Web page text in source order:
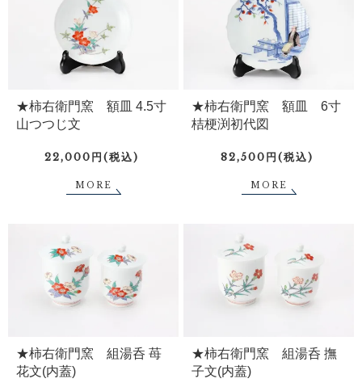
★柿右衛門窯 額皿 4.5寸
山つつじ文
22,000円(税込)
MORE
★柿右衛門窯 額皿 6寸
桔梗渕初代図
82,500円(税込)
MORE
★柿右衛門窯 組湯呑 苺
花文(内蓋)
★柿右衛門窯 組湯呑 撫
子文(内蓋)